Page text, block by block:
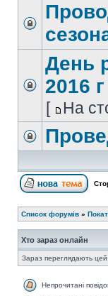
День
2016 г
[ На
Список форумів »
Хто зараз онлайн
Зараз переглядають цей
Непрочитані